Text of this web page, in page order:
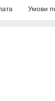
Умови